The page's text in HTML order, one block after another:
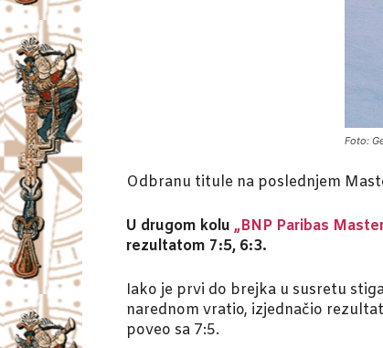
Foto:
Odbranu titule na poslednjem
U drugom kolu „BNP Paribas
rezultatom 7:5, 6:3.
Iako je prvi do brejka u susretu
narednom vratio, izjednačio
poveo sa 7:5.